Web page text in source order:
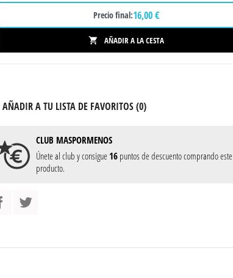
Precio final:16,00 €
 AÑADIR A LA CESTA
AÑADIR A TU LISTA DE FAVORITOS (0)
CLUB MASPORMENOS
Únete al club y consigue 16puntos de descuento comprando este
producto.